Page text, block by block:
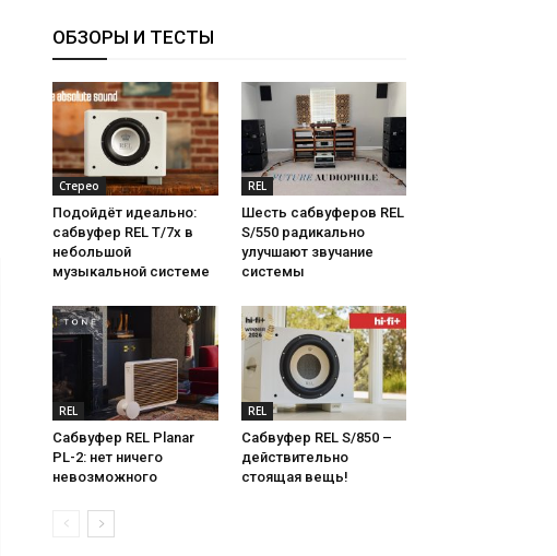
ОБЗОРЫ И ТЕСТЫ
Стерео
Подойдёт идеально:
сабвуфер REL T/7x в
небольшой
музыкальной системе
REL
Шесть сабвуферов REL
S/550 радикально
улучшают звучание
системы
REL
Сабвуфер REL Planar
PL-2: нет ничего
невозможного
REL
Сабвуфер REL S/850 –
действительно
стоящая вещь!